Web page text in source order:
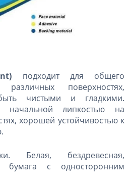
) подходит для общего
поверхностях,
чистыми и гладкими.
начальной липкостью на
хорошей устойчивостью к
Белая, бездревесная,
бумага с односторонним